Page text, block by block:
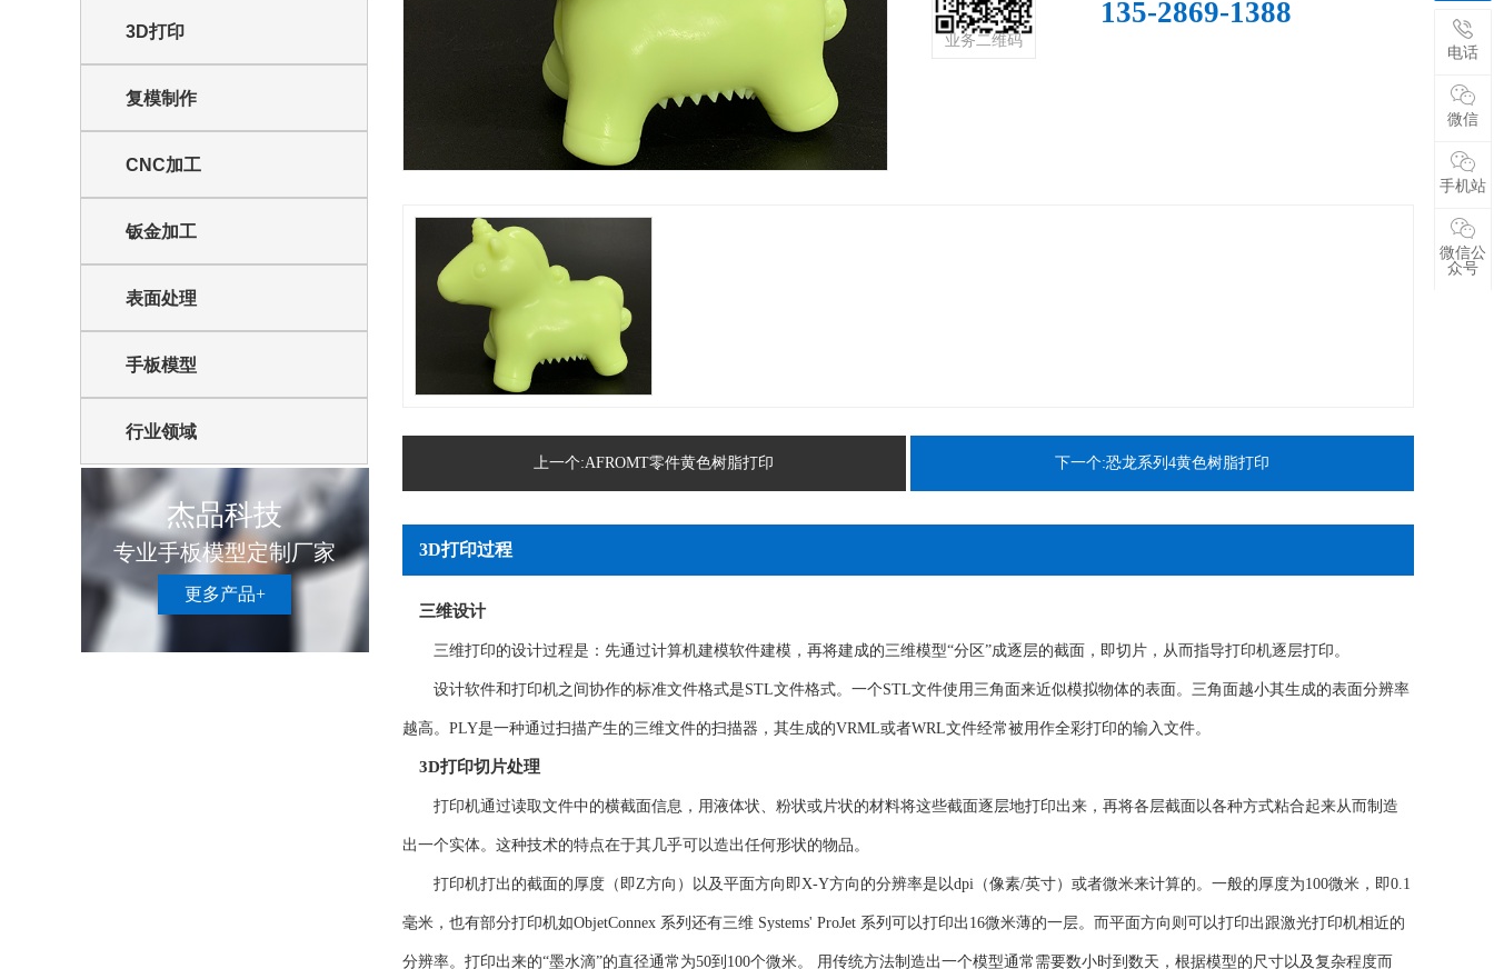
3D打印
复模制作
CNC加工
钣金加工
表面处理
手板模型
行业领域
杰品科技
专业手板模型定制厂家
更多产品+
180-2800-6339
上一个:AFROMT零件黄色树脂打印 下一个:恐龙系列4黄色树脂打印
3D打印过程
三维设计
三维打印的设计过程是：先通过计算机建模软件建模，再将建成的三维模型“分区”成逐层的截面，即切片，从而指导打印机逐层打印。
设计软件和打印机之间协作的标准文件格式是STL文件格式。一个STL文件使用三角面来近似模拟物体的表面。三角面越小其生成的表面分辨率
越高。PLY是一种通过扫描产生的三维文件的扫描器，其生成的VRML或者WRL文件经常被用作全彩打印的输入文件。
3D打印切片处理
打印机通过读取文件中的横截面信息，用液体状、粉状或片状的材料将这些截面逐层地打印出来，再将各层截面以各种方式粘合起来从而制造
出一个实体。这种技术的特点在于其几乎可以造出任何形状的物品。
打印机打出的截面的厚度（即Z方向）以及平面方向即X-Y方向的分辨率是以dpi（像素/英寸）或者微米来计算的。一般的厚度为100微米，即0.1
毫米，也有部分打印机如ObjetConnex 系列还有三维 Systems' ProJet 系列可以打印出16微米薄的一层。而平面方向则可以打印出跟激光打印机相近的
分辨率。打印出来的“墨水滴”的直径通常为50到100个微米。 用传统方法制造出一个模型通常需要数小时到数天，根据模型的尺寸以及复杂程度而
电话
微信
手机站
微信公
众号